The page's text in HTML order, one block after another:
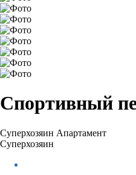
Спортивный
Суперхозяин Апартамент
Суперхозяин